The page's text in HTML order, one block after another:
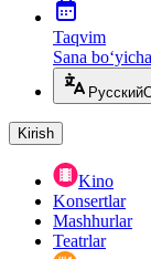
Taqvim
Sana
Русский
Kirish
Kino
Konsertlar
Mashhurlar
Teatrlar